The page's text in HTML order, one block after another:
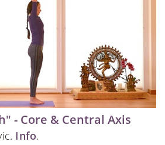
- Core & Central Axis
Info.